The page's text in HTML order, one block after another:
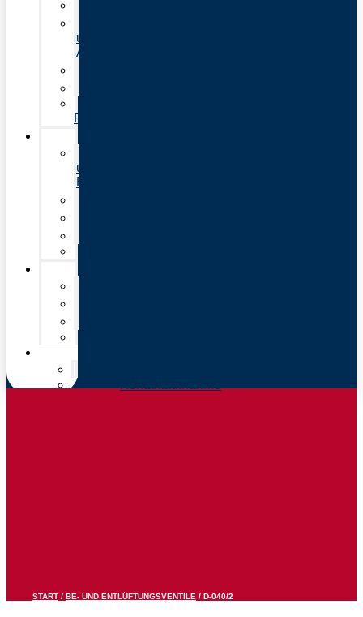
und
Abwasserentsorgung
Referenzen
und
Entlüftungsventile
START / BE- UND ENTLÜFTUNGSVENTILE / D-040/2